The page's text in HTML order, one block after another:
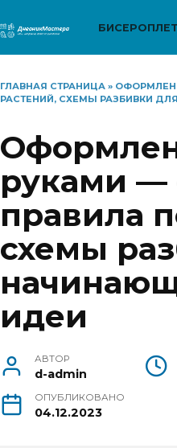
ГЛАВНАЯ СТРАНИЦА »
РАСТЕНИЙ, СХЕМЫ РАЗБИВКИ
руками
правила
схемы
идеи
АВТОР
d-admin
ОПУБЛИКОВАНО
04.12.2023